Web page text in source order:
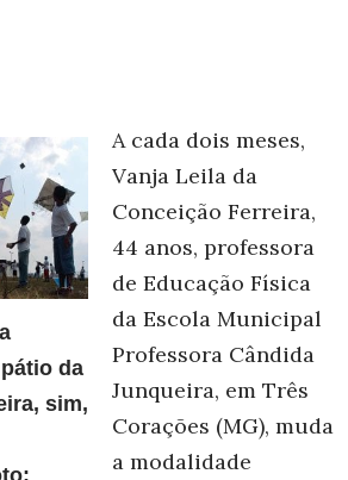
da
sim,
A cada dois meses,
Vanja Leila da
Conceição Ferreira,
44 anos, professora
de Educação Física
da Escola Municipal
Professora Cândida
Junqueira, em Três
Corações (MG), muda
a modalidade